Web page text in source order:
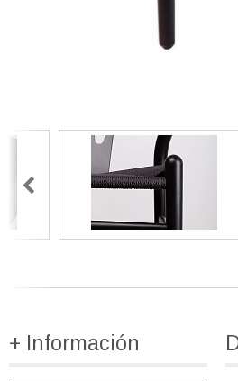
+ Información